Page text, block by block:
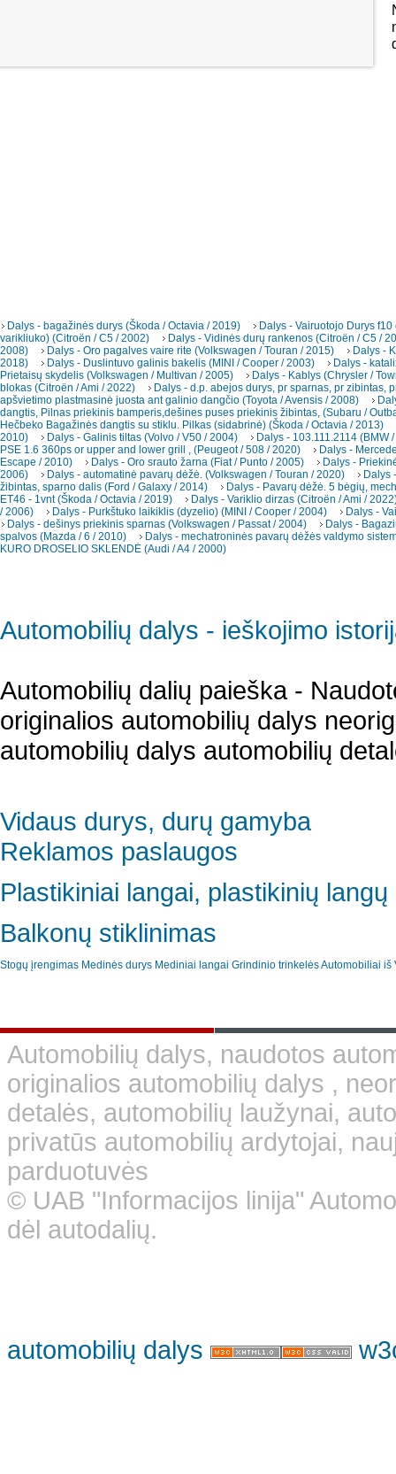
Dalys - bagažinės durys (Škoda / Octavia / 2019)
Dalys - Vairuotojo Durys
varikliuko) (Citroën / C5 / 2002)
Dalys - Vidinės durų rankenos (Citroën / C5 /
2008)
Dalys - Oro pagalves vaire rite (Volkswagen / Touran / 2015)
Dalys -
2018)
Dalys - Duslintuvo galinis bakelis (MINI / Cooper / 2003)
Dalys -
Prietaisų skydelis (Volkswagen / Multivan / 2005)
Dalys - Kablys (Chrysler /
blokas (Citroën / Ami / 2022)
Dalys - d.p. abejos durys, pr sparnas, pr zibintas,
apšvietimo plastmasinė juosta ant galinio dangčio (Toyota / Avensis / 2008)
dangtis, Pilnas priekinis bamperis,dešines puses priekinis žibintas, (Subaru /
Hečbeko Bagažinės dangtis su stiklu. Pilkas (sidabrinė) (Škoda / Octavia / 2013)
2010)
Dalys - Galinis tiltas (Volvo / V50 / 2004)
Dalys - 103.111.2114 (BMW
PSE 1.6 360ps or upper and lower grill , (Peugeot / 508 / 2020)
Dalys -
Escape / 2010)
Dalys - Oro srauto žarna (Fiat / Punto / 2005)
Dalys -
2006)
Dalys - automatinė pavarų dėžė. (Volkswagen / Touran / 2020)
Dalys
žibintas, sparno dalis (Ford / Galaxy / 2014)
Dalys - Pavarų dėžė. 5 bėgių,
ET46 - 1vnt (Škoda / Octavia / 2019)
Dalys - Variklio dirzas (Citroën / Ami /
/ 2006)
Dalys - Purkštuko laikiklis (dyzelio) (MINI / Cooper / 2004)
Dalys -
Dalys - dešinys priekinis sparnas (Volkswagen / Passat / 2004)
Dalys -
spalvos (Mazda / 6 / 2010)
Dalys - mechatroninės pavarų dėžės valdymo
KURO DROSELIO SKLENDĖ (Audi / A4 / 2000)
Automobilių dalys - ieškojimo
Automobilių dalių paieška -
originalios automobilių dalys
automobilių dalys automobilių
Vidaus durys, durų gamyba
Reklamos paslaugos
Plastikiniai langai, plastikinių
Balkonų stiklinimas
Stogų įrengimas Medinės durys Mediniai langai Grindinio trinkelėsAutomobiliai iš
Automobilių dalys, naudotos
originalios automobilių dalys ,
detalės, automobilių laužynai,
privatūs automobilių ardytojai,
parduotuvės
© UAB "Informacijos linija"
dėl autodalių.
automobilių dalys